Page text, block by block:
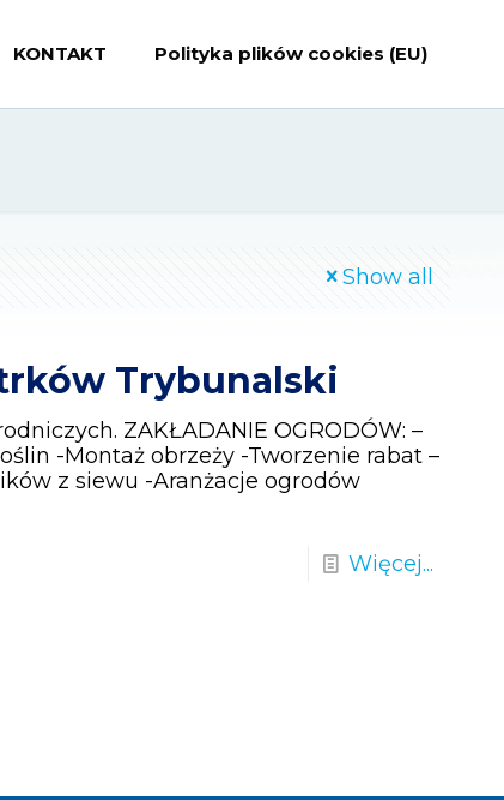
KONTAKT Polityka plików cookies (EU)
Show all
Trybunalski
ZAKŁADANIE OGRODÓW: –
-Montaż obrzeży -Tworzenie rabat –
z siewu -Aranżacje ogrodów
Więcej...